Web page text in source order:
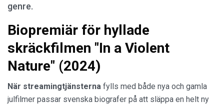
genre.
Biopremiär för hyllade
skräckfilmen "In a Violent
Nature" (2024)
När streamingtjänsterna fylls med både nya och gamla
julfilmer passar svenska biografer på att släppa en helt ny